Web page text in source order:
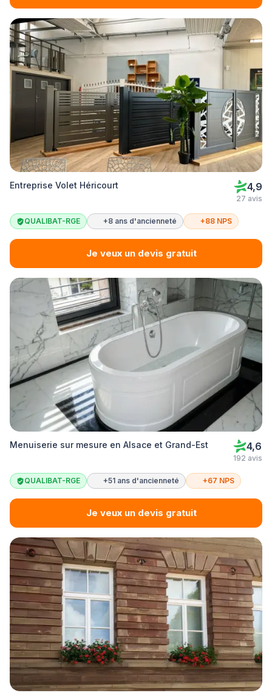
Entreprise Volet Héricourt 4,9
27 avis
QUALIBAT-RGE +8 ans d'ancienneté +88 NPS
Je veux un devis gratuit
Menuiserie sur mesure en Alsace et Grand-Est 4,6
192 avis
QUALIBAT-RGE +51 ans d'ancienneté +67 NPS
Je veux un devis gratuit